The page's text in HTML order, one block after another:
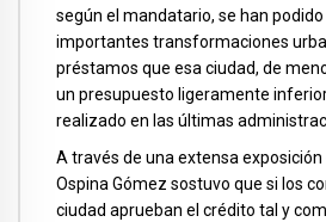
según el mandatario, se han
importantes transformaciones
préstamos que esa ciudad, de
un presupuesto ligeramente
realizado en las últimas
A través de una extensa exposición
Ospina Gómez sostuvo que si los
ciudad aprueban el crédito tal y